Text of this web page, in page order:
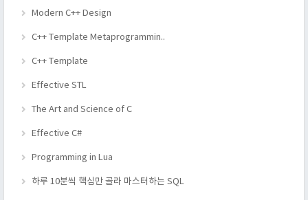
Modern C++ Design
C++ Template Metaprogrammin..
C++ Template
Effective STL
The Art and Science of C
Effective C#
Programming in Lua
하루 10분씩 핵심만 골라 마스터하는 SQL